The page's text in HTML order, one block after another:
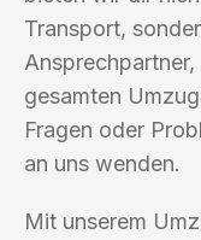
Transport,
gesamten
Fragen oder
an uns wenden.
Mit unserem